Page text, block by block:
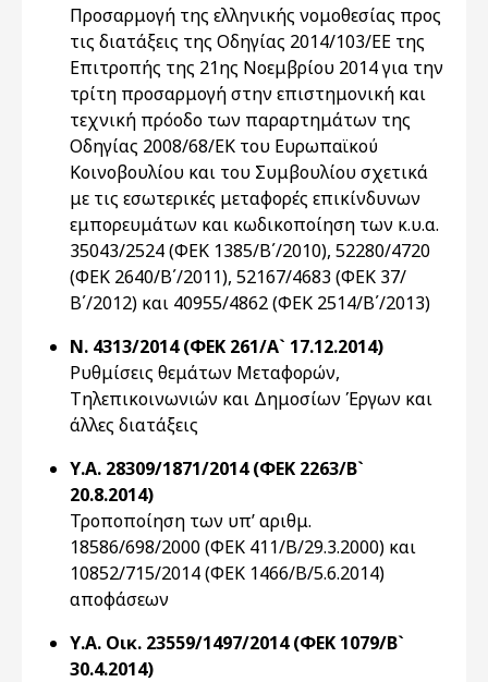
Προσαρμογή της ελληνικής νομοθεσίας προς
τις διατάξεις της Οδηγίας 2014/103/ΕΕ της
Επιτροπής της 21ης Νοεμβρίου 2014 για την
τρίτη προσαρμογή στην επιστημονική και
τεχνική πρόοδο των παραρτημάτων της
Οδηγίας 2008/68/ΕΚ του Ευρωπαϊκού
Κοινοβουλίου και του Συμβουλίου σχετικά
με τις εσωτερικές μεταφορές επικίνδυνων
εμπορευμάτων και κωδικοποίηση των κ.υ.α.
35043/2524 (ΦΕΚ 1385/Β΄/2010), 52280/4720
(ΦΕΚ 2640/Β΄/2011), 52167/4683 (ΦΕΚ 37/
Β΄/2012) και 40955/4862 (ΦΕΚ 2514/Β΄/2013)
Ν. 4313/2014 (ΦΕΚ 261/Α` 17.12.2014)
Ρυθμίσεις θεμάτων Μεταφορών,
Τηλεπικοινωνιών και Δημοσίων Έργων και
άλλες διατάξεις
Υ.Α. 28309/1871/2014 (ΦΕΚ 2263/Β`
20.8.2014)
Τροποποίηση των υπ’ αριθμ.
18586/698/2000 (ΦΕΚ 411/Β/29.3.2000) και
10852/715/2014 (ΦΕΚ 1466/Β/5.6.2014)
αποφάσεων
Υ.Α. Οικ. 23559/1497/2014 (ΦΕΚ 1079/Β`
30.4.2014)